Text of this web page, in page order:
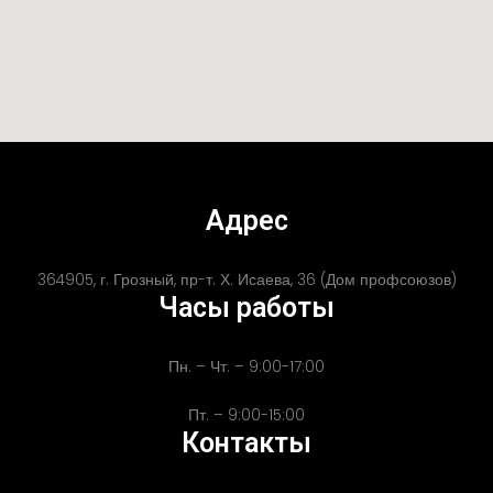
Адрес
364905, г. Грозный, пр-т. Х. Исаева, 36 (Дом профсоюзов)
Часы работы
Пн. – Чт. – 9:00-17:00
Пт. – 9:00-15:00
Контакты